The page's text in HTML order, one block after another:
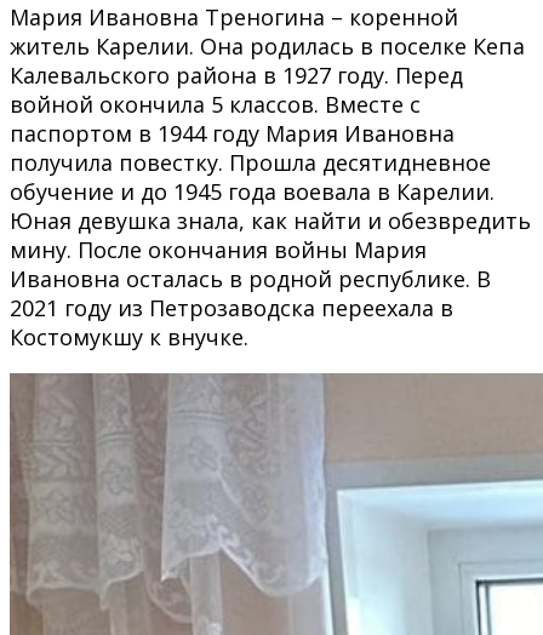
Мария Ивановна Треногина – коренной
житель Карелии. Она родилась в поселке Кепа
Калевальского района в 1927 году. Перед
войной окончила 5 классов. Вместе с
паспортом в 1944 году Мария Ивановна
получила повестку. Прошла десятидневное
обучение и до 1945 года воевала в Карелии.
Юная девушка знала, как найти и обезвредить
мину. После окончания войны Мария
Ивановна осталась в родной республике. В
2021 году из Петрозаводска переехала в
Костомукшу к внучке.